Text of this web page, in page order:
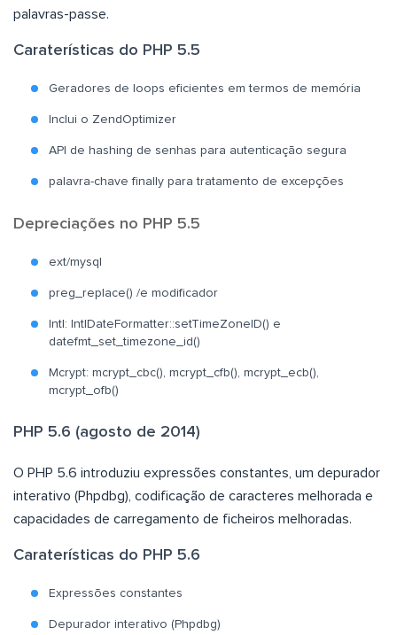
palavras-passe.
Caraterísticas do PHP 5.5
Geradores de loops eficientes em termos de memória
Inclui o ZendOptimizer
API de hashing de senhas para autenticação segura
palavra-chave finally para tratamento de excepções
Depreciações no PHP 5.5
ext/mysql
preg_replace() /e modificador
Intl: IntlDateFormatter::setTimeZoneID() e
datefmt_set_timezone_id()
Mcrypt: mcrypt_cbc(), mcrypt_cfb(), mcrypt_ecb(),
mcrypt_ofb()
PHP 5.6 (agosto de 2014)
O PHP 5.6 introduziu expressões constantes, um depurador
interativo (Phpdbg), codificação de caracteres melhorada e
capacidades de carregamento de ficheiros melhoradas.
Caraterísticas do PHP 5.6
Expressões constantes
Depurador interativo (Phpdbg)